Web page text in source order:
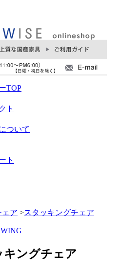
TOP
ト
ついて
ト
ェア >スタッキングチェア
キングチェア